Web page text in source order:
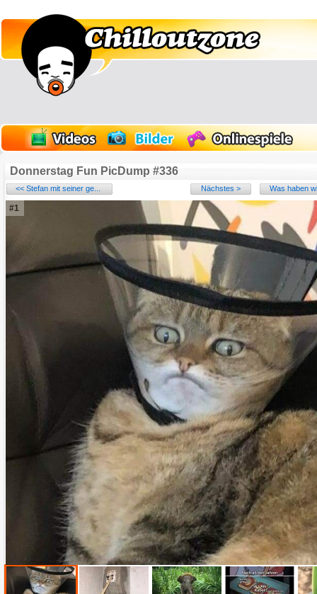
Donnerstag Fun PicDump #336
<< Stefan mit seiner ge... Nächstes > Was haben
#1